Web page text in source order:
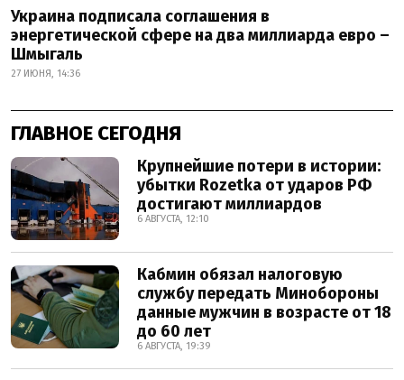
Украина подписала соглашения в
энергетической сфере на два миллиарда евро –
Шмыгаль
27 ИЮНЯ, 14:36
ГЛАВНОЕ СЕГОДНЯ
Крупнейшие потери в истории:
убытки Rozetka от ударов РФ
достигают миллиардов
6 АВГУСТА, 12:10
Кабмин обязал налоговую
службу передать Минобороны
данные мужчин в возрасте от 18
до 60 лет
6 АВГУСТА, 19:39